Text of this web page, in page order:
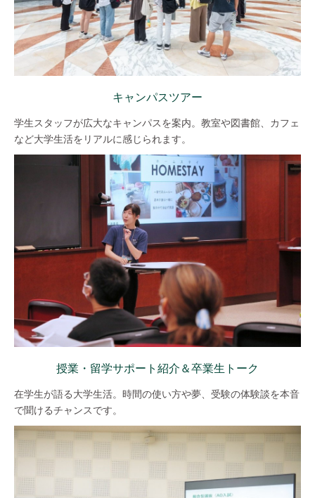
キャンパスツアー
学生スタッフが広大なキャンパスを案内。教室や図書館、カフェ
など大学生活をリアルに感じられます。
授業・留学サポート紹介＆卒業生トーク
在学生が語る大学生活。時間の使い方や夢、受験の体験談を本音
で聞けるチャンスです。